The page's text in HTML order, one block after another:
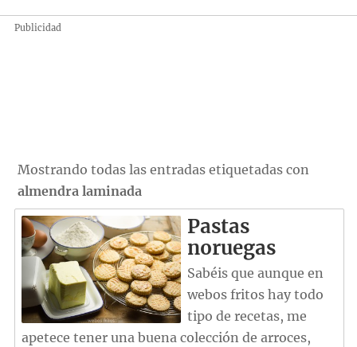
Publicidad
Mostrando todas las entradas etiquetadas con
almendra laminada
Pastas
noruegas
Sabéis que aunque en
webos fritos hay todo
tipo de recetas, me
apetece tener una buena colección de arroces,